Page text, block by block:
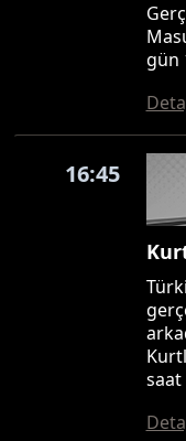
gün
16:45
saat